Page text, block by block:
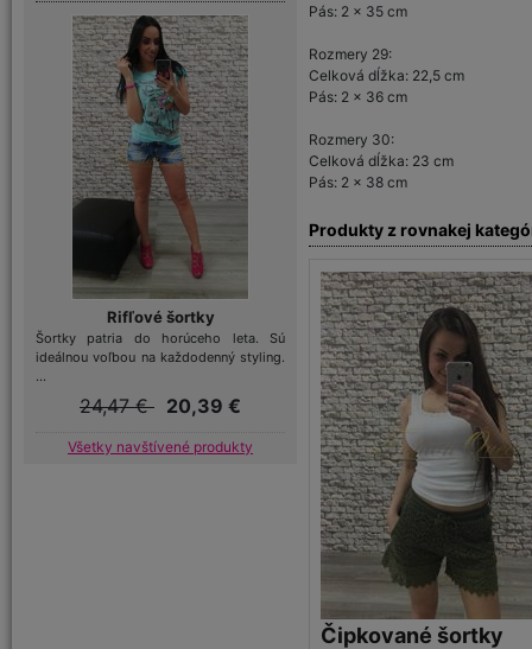
Rifľové šortky
Šortky patria do horúceho leta. Sú
ideálnou voľbou na každodenný styling.
...
24,47 € 20,39 €
Všetky navštívené produkty
Pás: 2 x 35 cm
Rozmery 29:
Celková dĺžka: 22,5 cm
Pás: 2 x 36 cm
Rozmery 30:
Celková dĺžka: 23 cm
Pás: 2 x 38 cm
Produkty z rovnakej
Čipkované šortky